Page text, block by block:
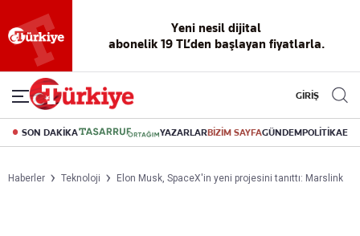
deneyimi
Yeni nesil dijital
abonelik 19 TL’den başlayan fiyatlarla.
GİRİŞ
SON DAKİKA YAZARLARBİZİM SAYFAGÜNDEMPOLİTİKA
Haberler Teknoloji Elon Musk, SpaceX'in yeni projesini tanıttı: Marslink